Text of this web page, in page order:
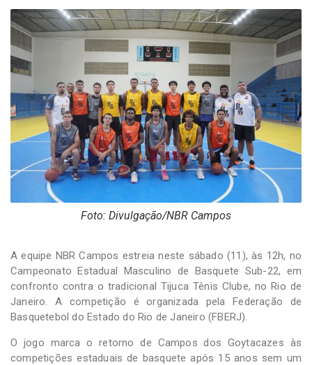
Copyright
2024
Desenvolvido
por
Hesea
Tecnologia
Sistemas
Foto: Divulgação/NBR Campos
A equipe NBR Campos estreia neste sábado (11), às 12h, no
Campeonato Estadual Masculino de Basquete Sub-22, em
confronto contra o tradicional Tijuca Tênis Clube, no Rio de
Janeiro. A competição é organizada pela Federação de
Basquetebol do Estado do Rio de Janeiro (FBERJ).
O jogo marca o retorno de Campos dos Goytacazes às
competições estaduais de basquete após 15 anos sem um